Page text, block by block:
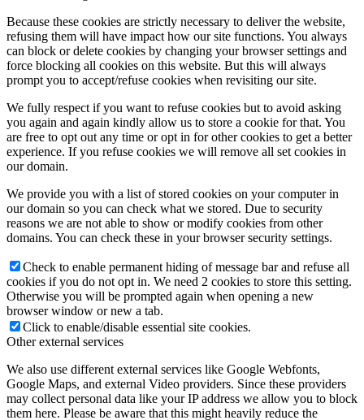
Because these cookies are strictly necessary to deliver the website,
refusing them will have impact how our site functions. You always
can block or delete cookies by changing your browser settings and
force blocking all cookies on this website. But this will always
prompt you to accept/refuse cookies when revisiting our site.
We fully respect if you want to refuse cookies but to avoid asking
you again and again kindly allow us to store a cookie for that. You
are free to opt out any time or opt in for other cookies to get a better
experience. If you refuse cookies we will remove all set cookies in
our domain.
We provide you with a list of stored cookies on your computer in
our domain so you can check what we stored. Due to security
reasons we are not able to show or modify cookies from other
domains. You can check these in your browser security settings.
Check to enable permanent hiding of message bar and refuse all
cookies if you do not opt in. We need 2 cookies to store this setting.
Otherwise you will be prompted again when opening a new
browser window or new a tab.
Click to enable/disable essential site cookies.
Other external services
We also use different external services like Google Webfonts,
Google Maps, and external Video providers. Since these providers
may collect personal data like your IP address we allow you to block
them here. Please be aware that this might heavily reduce the